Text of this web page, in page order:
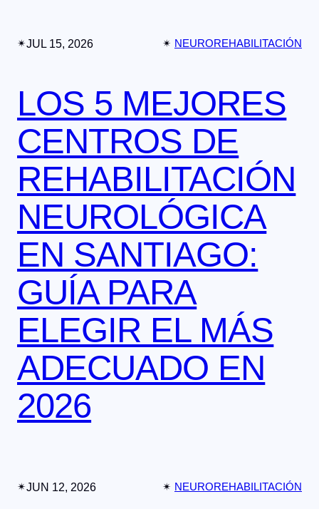
✴︎JUL 15, 2026 ✴︎ NEUROREHABILITACIÓN
LOS 5 MEJORES
CENTROS DE
REHABILITACIÓN
NEUROLÓGICA
EN SANTIAGO:
GUÍA PARA
ELEGIR EL MÁS
ADECUADO EN
2026
✴︎JUN 12, 2026 ✴︎ NEUROREHABILITACIÓN